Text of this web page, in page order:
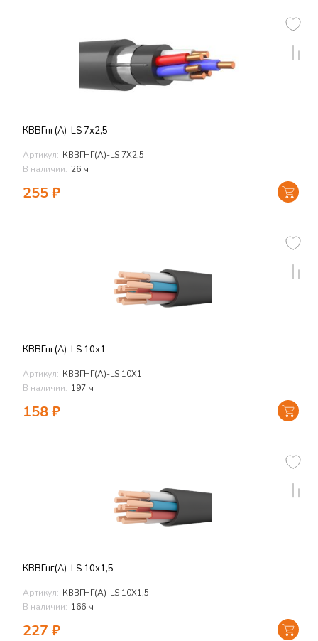
КВВГнг(А)-LS 7х2,5
Артикул: КВВГНГ(А)-LS 7Х2,5
В наличии: 26 м
255₽
КВВГнг(А)-LS 10х1
Артикул: КВВГНГ(А)-LS 10Х1
В наличии: 197 м
158₽
КВВГнг(А)-LS 10х1,5
Артикул: КВВГНГ(А)-LS 10Х1,5
В наличии: 166 м
227 ₽